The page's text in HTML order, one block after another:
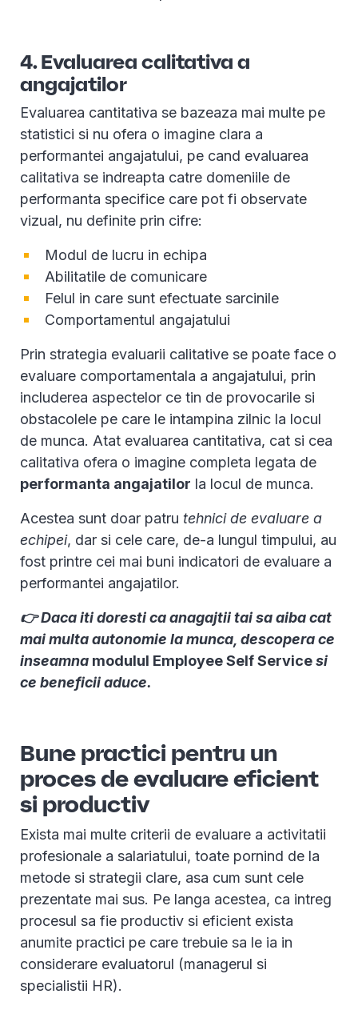
4. Evaluarea calitativa a
angajatilor
Evaluarea cantitativa se bazeaza mai multe pe
statistici si nu ofera o imagine clara a
performantei angajatului, pe cand evaluarea
calitativa se indreapta catre domeniile de
performanta specifice care pot fi observate
vizual, nu definite prin cifre:
Modul de lucru in echipa
Abilitatile de comunicare
Felul in care sunt efectuate sarcinile
Comportamentul angajatului
Prin strategia evaluarii calitative se poate face o
evaluare comportamentala a angajatului, prin
includerea aspectelor ce tin de provocarile si
obstacolele pe care le intampina zilnic la locul
de munca. Atat evaluarea cantitativa, cat si cea
calitativa ofera o imagine completa legata de
performanta angajatilor la locul de munca.
Acestea sunt doar patru tehnici de evaluare a
echipei, dar si cele care, de-a lungul timpului, au
fost printre cei mai buni indicatori de evaluare a
performantei angajatilor.
👉 Daca iti doresti ca anagajtii tai sa aiba cat
mai multa autonomie la munca, descopera ce
inseamna modulul Employee Self Servicesi
ce beneficii aduce.
Bune practici pentru un
proces de evaluare eficient
si productiv
Exista mai multe criterii de evaluare a activitatii
profesionale a salariatului, toate pornind de la
metode si strategii clare, asa cum sunt cele
prezentate mai sus. Pe langa acestea, ca intreg
procesul sa fie productiv si eficient exista
anumite practici pe care trebuie sa le ia in
considerare evaluatorul (managerul si
specialistii HR).